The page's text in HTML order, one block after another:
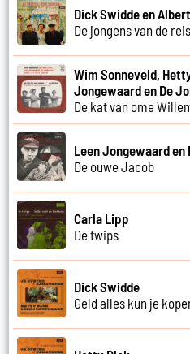
Dick Swidde en
De jongens van de
Wim Sonneveld,
Jongewaard en De
De kat van ome
Leen Jongewaard en
De ouwe Jacob
Carla Lipp
De twips
Dick Swidde
Geld alles kun je